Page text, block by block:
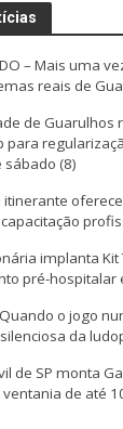
– Mais uma
reais de
de Guarulhos
para
sábado (8)
implanta
pré-hospitalar
Quando o jogo
da
de SP monta
de até